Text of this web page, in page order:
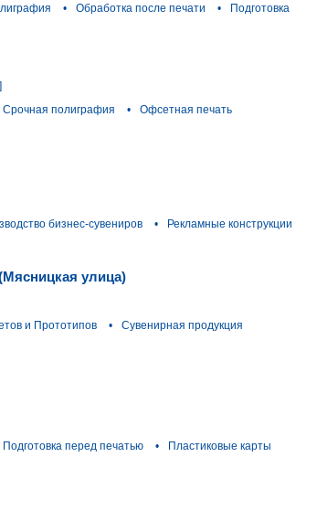
• Обработка после печати •
Подготовка
Срочная полиграфия •
Офсетная печать
бизнес-сувениров •
Рекламные конструкции
улица)
и Прототипов •
Сувенирная продукция
Подготовка перед печатью •
Пластиковые карты